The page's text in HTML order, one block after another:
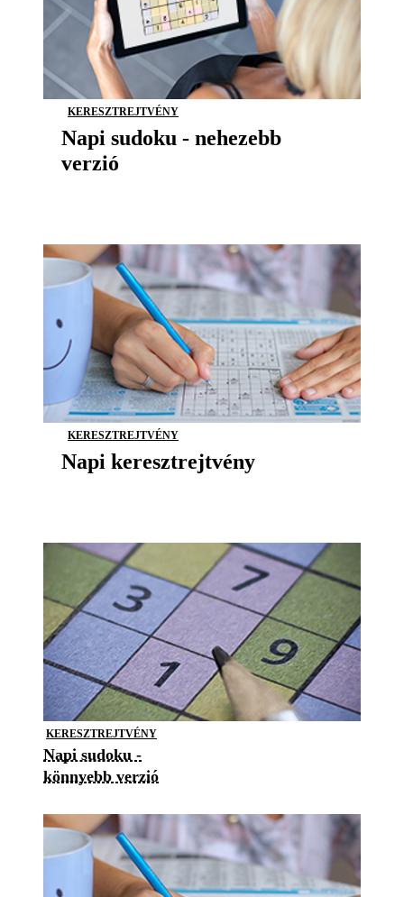
KERESZTREJTVÉNY
Napi sudoku - nehezebb
verzió
KERESZTREJTVÉNY
Napi keresztrejtvény
KERESZTREJTVÉNY
Napi sudoku -
könnyebb verzió